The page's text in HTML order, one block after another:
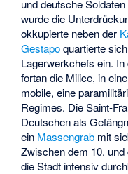
und deutsche
wurde die
okkupierte neben der
Gestapoquartierte
Lagerwerkchefs ein. In
fortan die Milice, in
mobile, eine
Regimes. Die Saint-
Deutschen als
ein Massengrab mit
Zwischen dem 10.
die Stadt intensiv